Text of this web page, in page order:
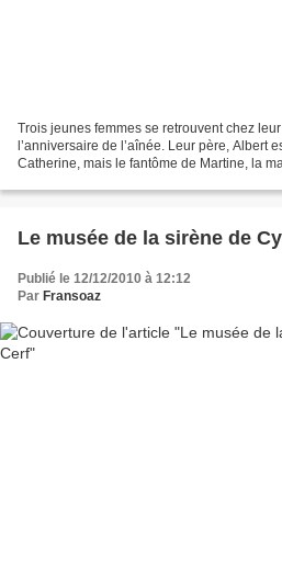
Trois jeunes femmes se retrouvent chez
l’anniversaire de l’aînée. Leur père, Albert
Catherine, mais le fantôme de Martine, la
Le musée de la sirène de
Publié le 12/12/2010 à 12:12
Par Fransoaz